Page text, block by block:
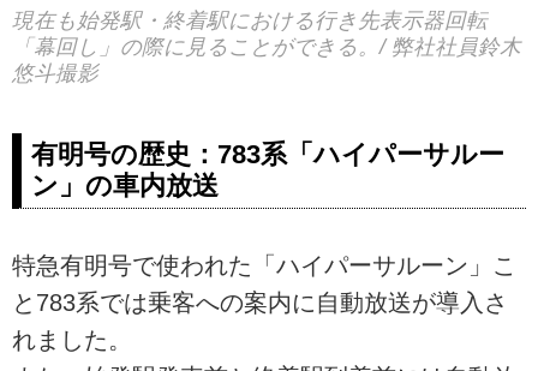
現在も始発駅・終着駅における行き先表示器回転
「幕回し」の際に見ることができる。/ 弊社社員鈴木
悠斗撮影
有明号の歴史：783系「ハイパーサルー
ン」の車内放送
特急有明号で使われた「ハイパーサルーン」こ
と783系では乗客への案内に自動放送が導入さ
れました。